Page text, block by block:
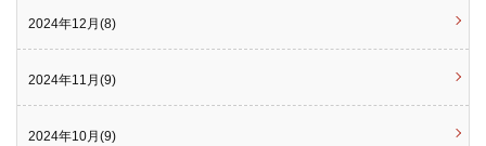
2024年12月(8)
2024年11月(9)
2024年10月(9)